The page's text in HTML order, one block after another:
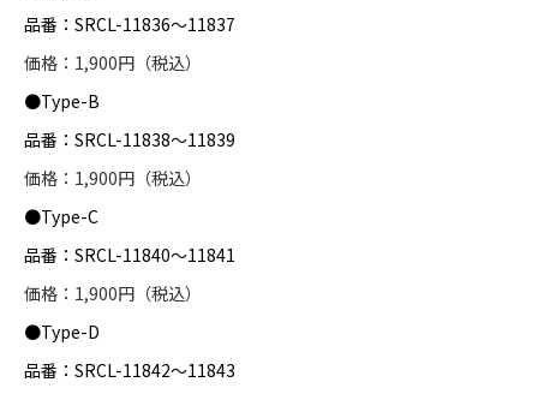
品番： SRCL-11836～11837
価格： 1,900円（税込）
●Type-B
品番： SRCL-11838～11839
価格： 1,900円（税込）
●Type-C
品番： SRCL-11840～11841
価格： 1,900円（税込）
●Type-D
品番： SRCL-11842～11843